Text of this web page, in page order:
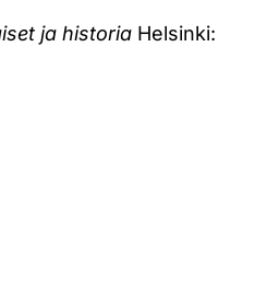
ja historia Helsinki: